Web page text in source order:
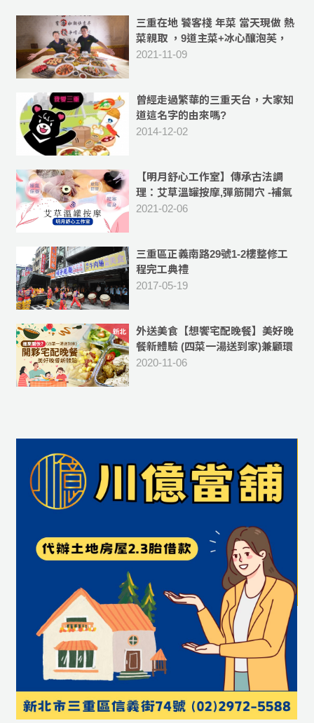
三重在地 饕客棧 年菜 當天現做 熱
菜親取 ，9道主菜+冰心釀泡芙，
10人份菜色 豐富美味
2021-11-09
曾經走過繁華的三重天台，大家知
道這名字的由來嗎?
2014-12-02
【明月舒心工作室】傳承古法調
理：艾草溫罐按摩,彈筋開穴 -補氣
血,祛除體內濕氣
2021-02-06
三重區正義南路29號1-2樓整修工
程完工典禮
2017-05-19
外送美食【想饗宅配晚餐】美好晚
餐新體驗 (四菜一湯送到家)兼顧環
保、衛生與便利 -[外送新北市蘆洲
2020-11-06